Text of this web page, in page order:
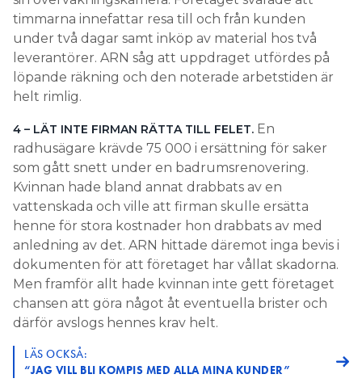
timmarna innefattar resa till och från kunden
under två dagar samt inköp av material hos två
leverantörer. ARN såg att uppdraget utfördes på
löpande räkning och den noterade arbetstiden är
helt rimlig.
4 – LÄT INTE FIRMAN RÄTTA TILL FELET. En
radhusägare krävde 75 000 i ersättning för saker
som gått snett under en badrumsrenovering.
Kvinnan hade bland annat drabbats av en
vattenskada och ville att firman skulle ersätta
henne för stora kostnader hon drabbats av med
anledning av det. ARN hittade däremot inga bevis i
dokumenten för att företaget har vållat skadorna.
Men framför allt hade kvinnan inte gett företaget
chansen att göra något åt eventuella brister och
därför avslogs hennes krav helt.
LÄS OCKSÅ:
“JAG VILL BLI KOMPIS MED ALLA MINA KUNDER”